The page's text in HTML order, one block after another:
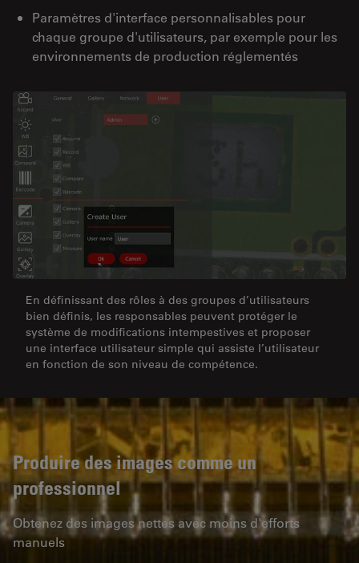
Paramètres d'interface personnalisables pour
chaque groupe d'utilisateurs, par exemple pour les
environnements de production réglementés
En définissant des rôles à des groupes d’utilisateurs
bien définis, les responsables peuvent protéger le
système de modifications intempestives et proposer
une interface utilisateur simple qui assiste l’utilisateur
en fonction de son niveau de compétence.
Produire des images comme un
professionnel
Obtenez des images nettes avec moins d'efforts
manuels